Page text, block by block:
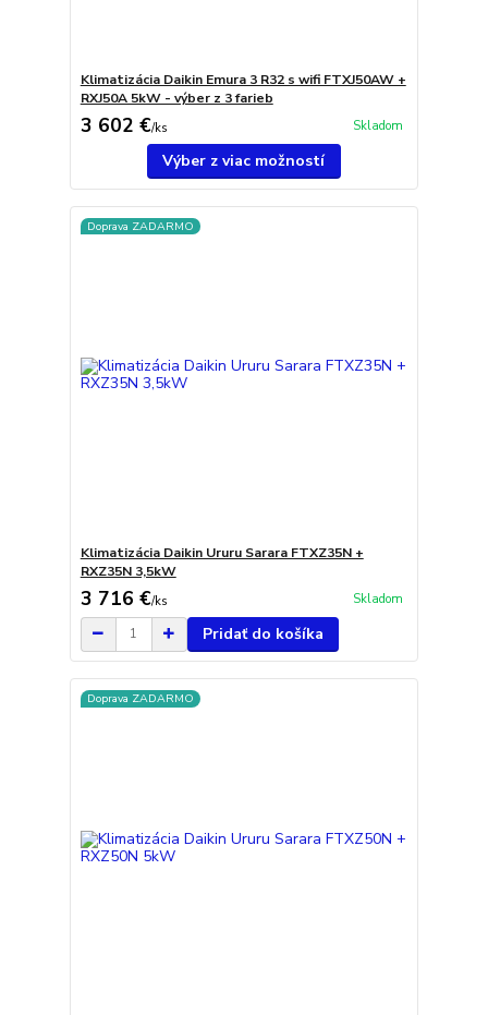
Klimatizácia Daikin Emura 3 R32 s wifi FTXJ50AW +
RXJ50A 5kW - výber z 3 farieb
3 602 €/ks Skladom
Výber z viac možností
Doprava ZADARMO
Klimatizácia Daikin Ururu Sarara FTXZ35N +
RXZ35N 3,5kW
3 716 €/ks Skladom
Pridať do košíka
Doprava ZADARMO